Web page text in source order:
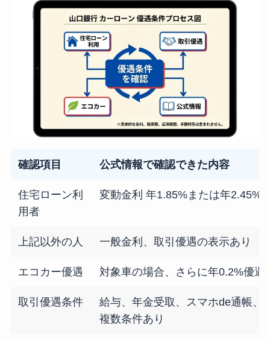
確認項目 公式情報で確認できた内容
住宅ローン利
用者
変動金利 年1.85%または年2.45%
上記以外の人 一般金利、取引優遇の表示あり
エコカー優遇 対象車の場合、さらに年0.2%優遇
取引優遇条件
給与、年金受取、スマホde通帳、
複数条件あり